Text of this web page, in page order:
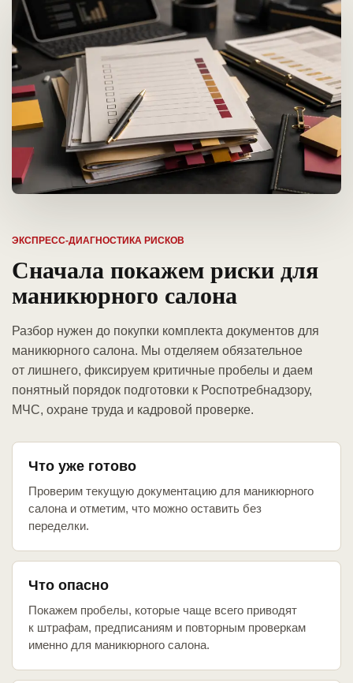
ЭКСПРЕСС-ДИАГНОСТИКА РИСКОВ
Сначала покажем риски для
маникюрного салона
Разбор нужен до покупки комплекта документов для
маникюрного салона. Мы отделяем обязательное
от лишнего, фиксируем критичные пробелы и даем
понятный порядок подготовки к Роспотребнадзору,
МЧС, охране труда и кадровой проверке.
Что уже готово
Проверим текущую документацию для маникюрного
салона и отметим, что можно оставить без
переделки.
Что опасно
Покажем пробелы, которые чаще всего приводят
к штрафам, предписаниям и повторным проверкам
именно для маникюрного салона.